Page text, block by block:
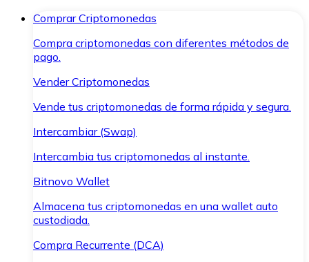
Comprar Criptomonedas
Compra criptomonedas con diferentes métodos de
pago.
Vender Criptomonedas
Vende tus criptomonedas de forma rápida y segura.
Intercambiar (Swap)
Intercambia tus criptomonedas al instante.
Bitnovo Wallet
Almacena tus criptomonedas en una wallet auto
custodiada.
Compra Recurrente (DCA)